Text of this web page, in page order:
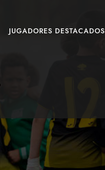
JUGADORES DESTACADOS